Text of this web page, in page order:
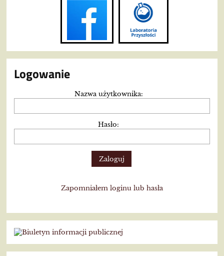
Logowanie
Nazwa użytkownika:
Hasło:
Zapomniałem loginu lub hasła